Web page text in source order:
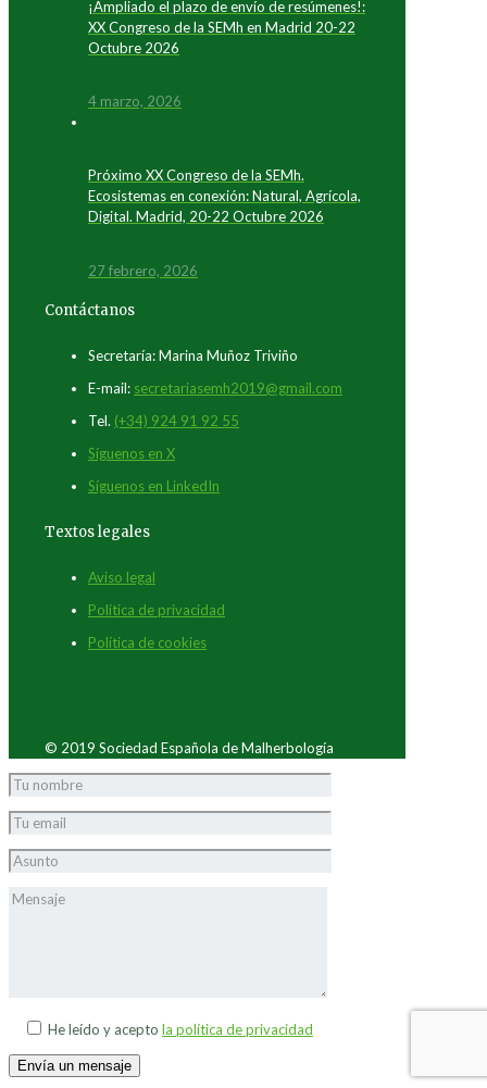
¡Ampliado el plazo de envío de resúmenes!:
XX Congreso de la SEMh en Madrid 20-22
Octubre 2026
4 marzo, 2026
Próximo XX Congreso de la SEMh.
Ecosistemas en conexión: Natural, Agrícola,
Digital. Madrid, 20-22 Octubre 2026
27 febrero, 2026
Contáctanos
Secretaría: Marina Muñoz Triviño
E-mail: secretariasemh2019@gmail.com
Tel. (+34) 924 91 92 55
Síguenos en X
Síguenos en LinkedIn
Textos legales
Aviso legal
Política de privacidad
Política de cookies
© 2019 Sociedad Española de Malherbología
He leído y acepto la política de privacidad